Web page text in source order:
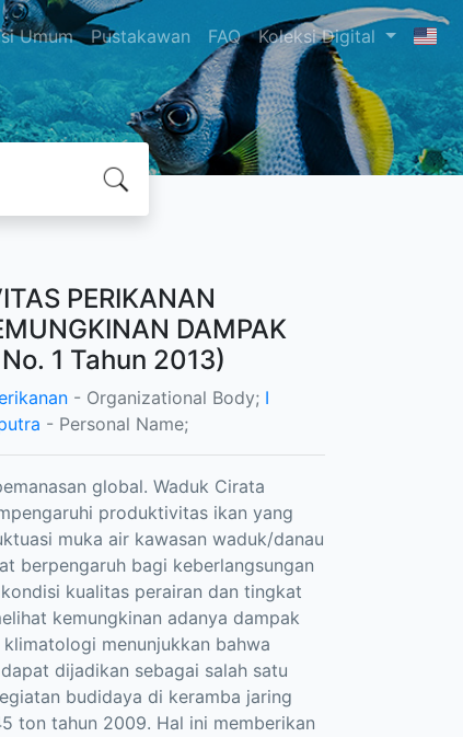
Umum Pustakawan FAQ Koleksi Digital
PERIKANAN
DAMPAK
1 Tahun 2013)
- Organizational Body; I
- Personal Name;
global. Waduk Cirata
produktivitas ikan yang
muka air kawasan waduk/danau
berpengaruh bagi keberlangsungan
kualitas perairan dan tingkat
kemungkinan adanya dampak
menunjukkan bahwa
dijadikan sebagai salah satu
budidaya di keramba jaring
ton tahun 2009. Hal ini memberikan